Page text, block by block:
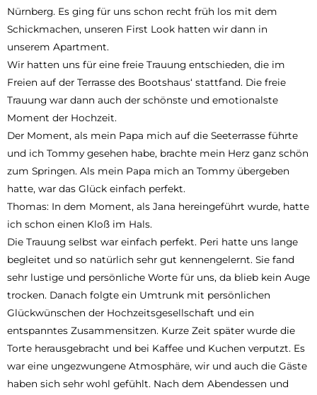
Nürnberg. Es ging für uns schon recht früh los mit dem
Schickmachen, unseren First Look hatten wir dann in
unserem Apartment.
Wir hatten uns für eine freie Trauung entschieden, die im
Freien auf der Terrasse des Bootshaus‘ stattfand. Die freie
Trauung war dann auch der schönste und emotionalste
Moment der Hochzeit.
Der Moment, als mein Papa mich auf die Seeterrasse führte
und ich Tommy gesehen habe, brachte mein Herz ganz schön
zum Springen. Als mein Papa mich an Tommy übergeben
hatte, war das Glück einfach perfekt.
Thomas: In dem Moment, als Jana hereingeführt wurde, hatte
ich schon einen Kloß im Hals.
Die Trauung selbst war einfach perfekt. Peri hatte uns lange
begleitet und so natürlich sehr gut kennengelernt. Sie fand
sehr lustige und persönliche Worte für uns, da blieb kein Auge
trocken. Danach folgte ein Umtrunk mit persönlichen
Glückwünschen der Hochzeitsgesellschaft und ein
entspanntes Zusammensitzen. Kurze Zeit später wurde die
Torte herausgebracht und bei Kaffee und Kuchen verputzt. Es
war eine ungezwungene Atmosphäre, wir und auch die Gäste
haben sich sehr wohl gefühlt. Nach dem Abendessen und